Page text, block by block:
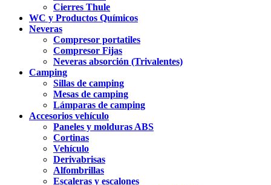
Cierres Thule
WC y Productos Químicos
Neveras
Compresor portatiles
Compresor Fijas
Neveras absorción (Trivalentes)
Camping
Sillas de camping
Mesas de camping
Lámparas de camping
Accesorios vehículo
Paneles y molduras ABS
Cortinas
Vehículo
Derivabrisas
Alfombrillas
Escaleras y escalones